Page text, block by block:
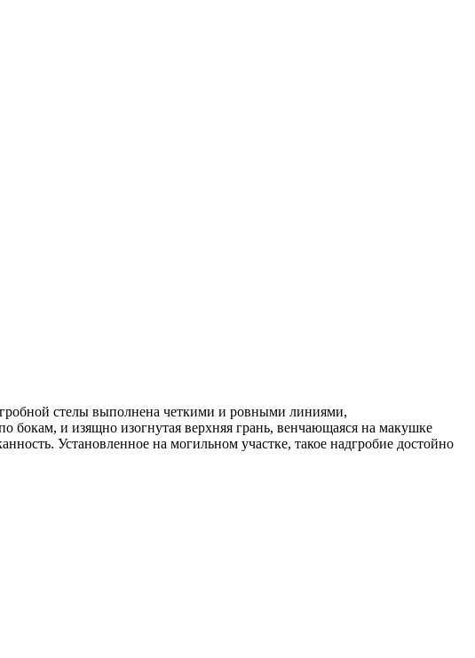
стелы выполнена четкими и ровными линиями,
и изящно изогнутая верхняя грань, венчающаяся на макушке
Установленное на могильном участке, такое надгробие достойно